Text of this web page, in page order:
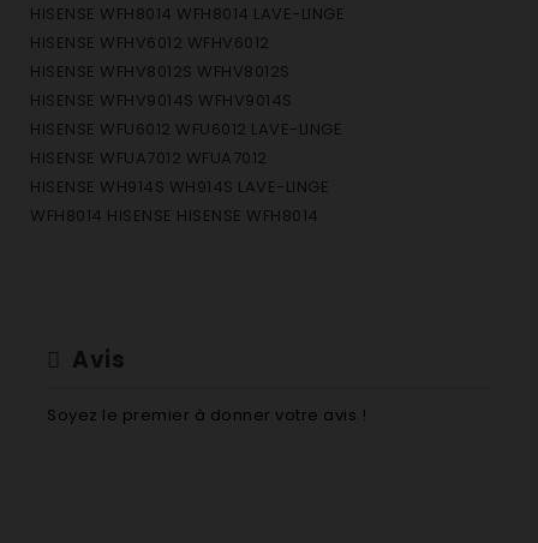
HISENSE WFH8014 WFH8014 LAVE-LINGE
HISENSE WFHV6012 WFHV6012
HISENSE WFHV8012S WFHV8012S
HISENSE WFHV9014S WFHV9014S
HISENSE WFU6012 WFU6012 LAVE-LINGE
HISENSE WFUA7012 WFUA7012
HISENSE WH914S WH914S LAVE-LINGE
WFH8014 HISENSE HISENSE WFH8014
Avis
Soyez le premier à donner votre avis !